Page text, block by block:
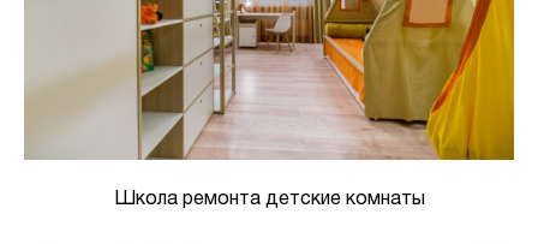
Школа ремонта детские комнаты